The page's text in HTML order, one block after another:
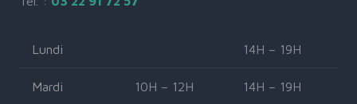
Lundi 14H – 19H
Mardi 10H – 12H 14H – 19H